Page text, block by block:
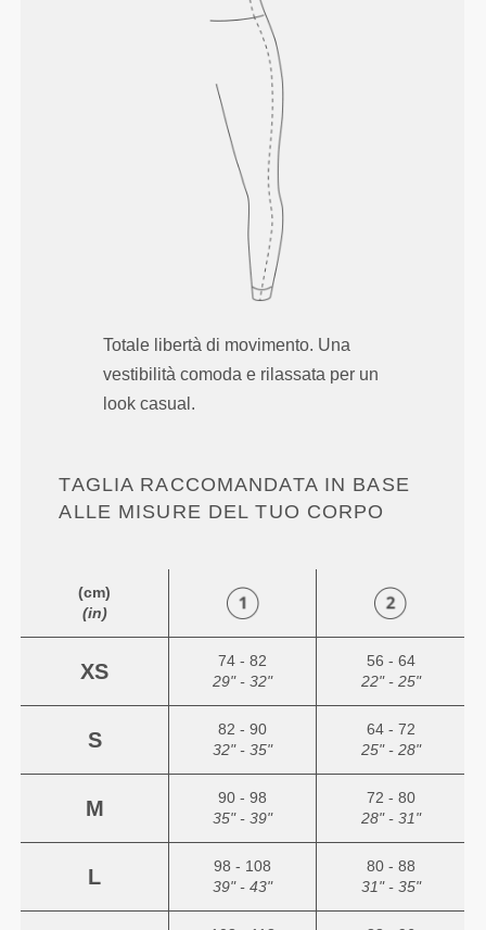
Totale libertà di movimento. Una
vestibilità comoda e rilassata per un
look casual.
TAGLIA RACCOMANDATA IN BASE
ALLE MISURE DEL TUO CORPO
(cm)
(in)
XS
74 - 82
29" - 32"
56 - 64
22" - 25"
S
82 - 90
32" - 35"
64 - 72
25" - 28"
M
90 - 98
35" - 39"
72 - 80
28" - 31"
L
98 - 108
39" - 43"
80 - 88
31" - 35"